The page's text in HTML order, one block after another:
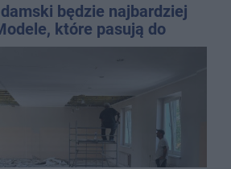
będzie najbardziej
które pasują do